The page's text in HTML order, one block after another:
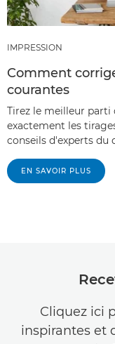
IMPRESSION
Comment
courantes
Tirez le meilleur
exactement les
conseils d'experts du
EN SAVOIR PLUS
Cliquez ici
inspirantes et